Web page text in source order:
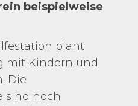
beispielweise
plant
mit Kindern und
Die
sind noch